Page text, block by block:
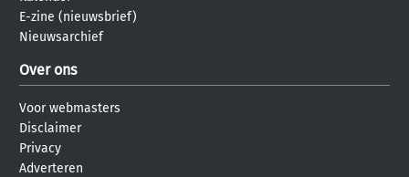
E-zine (nieuwsbrief)
Nieuwsarchief
Over ons
Voor webmasters
Disclaimer
Privacy
Adverteren